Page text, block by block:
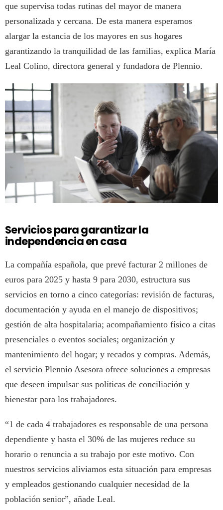
que supervisa todas rutinas del mayor de manera
personalizada y cercana. De esta manera esperamos
alargar la estancia de los mayores en sus hogares
garantizando la tranquilidad de las familias, explica María
Leal Colino, directora general y fundadora de Plennio.
Servicios para garantizar la
independencia en casa
La compañía española, que prevé facturar 2 millones de
euros para 2025 y hasta 9 para 2030, estructura sus
servicios en torno a cinco categorías: revisión de facturas,
documentación y ayuda en el manejo de dispositivos;
gestión de alta hospitalaria; acompañamiento físico a citas
presenciales o eventos sociales; organización y
mantenimiento del hogar; y recados y compras. Además,
el servicio Plennio Asesora ofrece soluciones a empresas
que deseen impulsar sus políticas de conciliación y
bienestar para los trabajadores.
“1 de cada 4 trabajadores es responsable de una persona
dependiente y hasta el 30% de las mujeres reduce su
horario o renuncia a su trabajo por este motivo. Con
nuestros servicios aliviamos esta situación para empresas
y empleados gestionando cualquier necesidad de la
población senior”, añade Leal.